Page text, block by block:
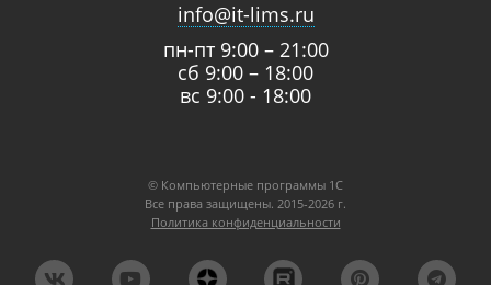
info@it-lims.ru
пн-пт 9:00 – 21:00
сб 9:00 – 18:00
вс 9:00 - 18:00
© Компьютерные программы 1C
Все права защищены. 2015-2026 г.
Политика конфиденциальности